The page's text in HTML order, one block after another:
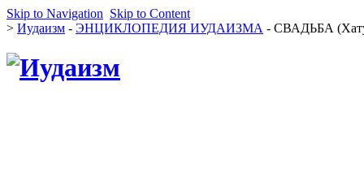
Skip to Navigation Skip to Content
> Иудаизм - ЭНЦИКЛОПЕДИЯ ИУДАИЗМА - СВАДЬБА